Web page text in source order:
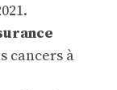
cancers à